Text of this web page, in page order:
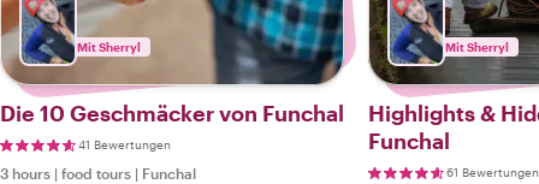
Mit Sherryl
Die 10 Geschmäcker von Funchal
41 Bewertungen
3 hours | food tours | Funchal
Mit Sherryl
Highlights &
Funchal
61 Bewertungen